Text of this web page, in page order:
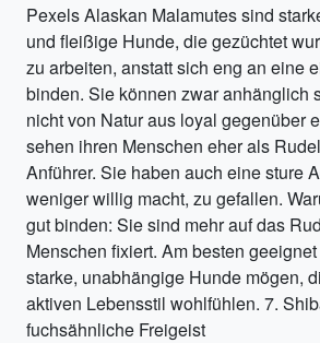
Pexels Alaskan Malamutes sind
und fleißige Hunde, die gezüchtet
zu arbeiten, anstatt sich eng an eine
binden. Sie können zwar anhänglich
nicht von Natur aus loyal gegenüber
sehen ihren Menschen eher als
Anführer. Sie haben auch eine sture
weniger willig macht, zu gefallen.
gut binden: Sie sind mehr auf das
Menschen fixiert. Am besten
starke, unabhängige Hunde mögen,
aktiven Lebensstil wohlfühlen. 7.
fuchsähnliche Freigeist